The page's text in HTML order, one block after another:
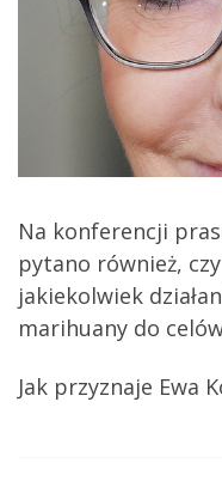
Na konferencji
pytano również,
jakiekolwiek
marihuany do
Jak przyznaje Ewa